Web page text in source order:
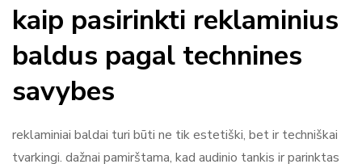
kaip pasirinkti reklaminius
baldus pagal technines
savybes
reklaminiai baldai turi būti ne tik estetiški, bet ir techniškai
tvarkingi. dažnai pamirštama, kad audinio tankis ir parinktas